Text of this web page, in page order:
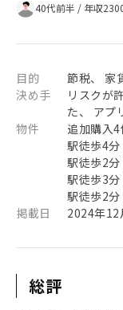
40代前半 / 年収
目的
節税、 家
決め手
リスクが
た、 アプ
物件
追加購入4
駅徒歩4
駅徒歩2
駅徒歩3
駅徒歩2
掲載日
2024年12
総評